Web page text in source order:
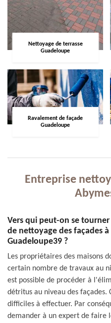
Nettoyage de terrasse
Guadeloupe
Ravalement de façade
Guadeloupe
Entreprise
Vers qui peut-on se
de nettoyage des façades à
Guadeloupe39 ?
Les propriétaires des maisons
certain nombre de travaux au
est possible de procéder à
détritus au niveau des façades.
difficiles à effectuer. Par
demander à un expert de faire